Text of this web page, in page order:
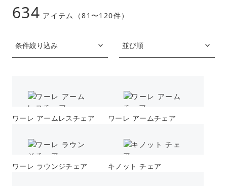
634 アイテム（81〜120件）
ワーレ アームレスチェア ワーレ アームチェア
ワーレ ラウンジチェア キノット チェア